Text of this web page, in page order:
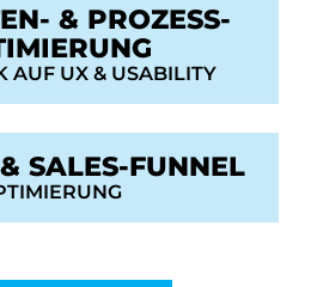
& PROZESS-
AUF UX & USABILITY
SALES-FUNNEL